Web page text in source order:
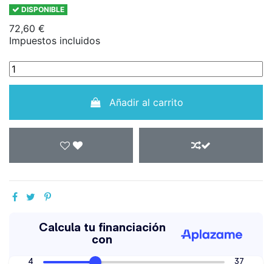
DISPONIBLE
72,60 €
Impuestos incluidos
Añadir al carrito